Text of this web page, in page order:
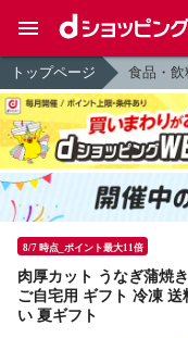
トップページ 食品・飲
8/7 時点_ポイント最大11倍
肉厚カット うなぎ蒲焼
ご自宅用 ギフト 冷凍
い 夏ギフト